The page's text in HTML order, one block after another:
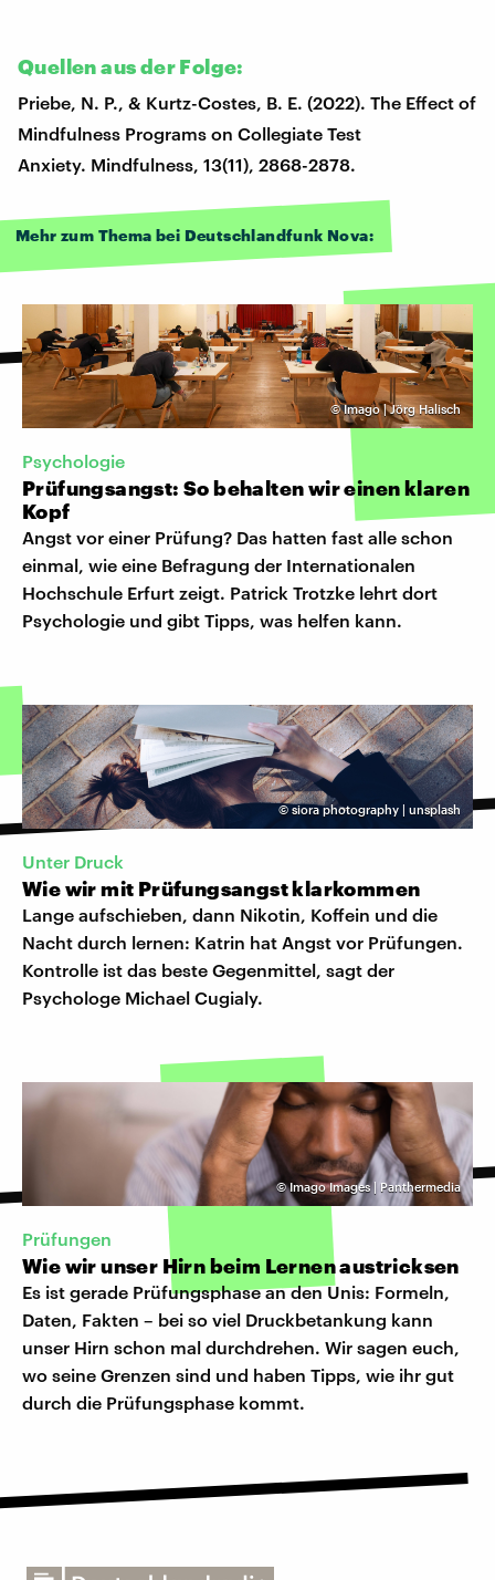
Quellen aus der Folge:
Priebe, N. P., & Kurtz-Costes, B. E. (2022). The Effect of
Mindfulness Programs on Collegiate Test
Anxiety. Mindfulness, 13(11), 2868-2878.
Mehr zum Thema bei Deutschlandfunk Nova:
©Imago | Jörg Halisch
Psychologie
Prüfungsangst: So behalten wir einen klaren
Kopf
Angst vor einer Prüfung? Das hatten fast alle schon
einmal, wie eine Befragung der Internationalen
Hochschule Erfurt zeigt. Patrick Trotzke lehrt dort
Psychologie und gibt Tipps, was helfen kann.
©siora photography | unsplash
Unter Druck
Wie wir mit Prüfungsangst klarkommen
Lange aufschieben, dann Nikotin, Koffein und die
Nacht durch lernen: Katrin hat Angst vor Prüfungen.
Kontrolle ist das beste Gegenmittel, sagt der
Psychologe Michael Cugialy.
©Imago Images | Panthermedia
Prüfungen
Wie wir unser Hirn beim Lernen austricksen
Es ist gerade Prüfungsphase an den Unis: Formeln,
Daten, Fakten – bei so viel Druckbetankung kann
unser Hirn schon mal durchdrehen. Wir sagen euch,
wo seine Grenzen sind und haben Tipps, wie ihr gut
durch die Prüfungsphase kommt.